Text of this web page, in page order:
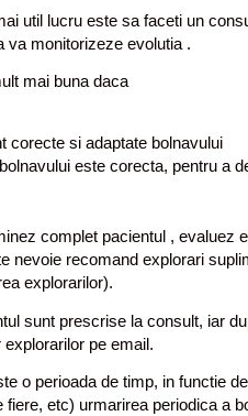
util lucru este sa faceti un
va monitorizeze evolutia .
mai buna daca
corecte si adaptate bolnavului
este corecta, pentru a
complet pacientul , evaluez
nevoie recomand explorari
explorarilor).
sunt prescrise la consult, iar
pe email.
o perioada de timp, in functie
fiere, etc) urmarirea periodica a